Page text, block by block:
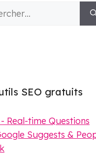
:
SEO gratuits
Real-time Questions
Suggests &